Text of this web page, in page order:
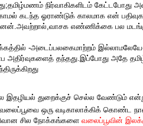
நிர்வாகிகளிடம்
கடந்த ஓராண்டுக் காலமாக என்
எண்ணிக்கை பல மடங்கு
-அடைப்பலகைமாற்றம்
தந்தது.இப்போது அதே
இதழியல் துறைக்குச் செல்ல வேண்டும்
வலைப்பூவை ஒரு வடிகாலாக்கிக்
சில நோக்கங்களை வலைப்பூவின்